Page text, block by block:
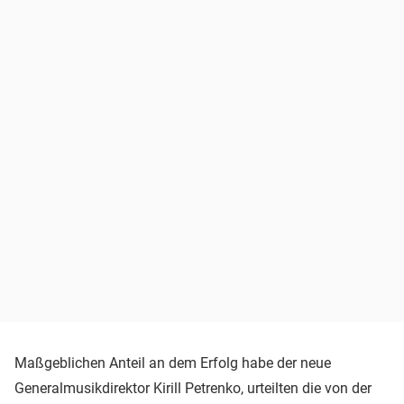
Maßgeblichen Anteil an dem Erfolg habe der neue
Generalmusikdirektor Kirill Petrenko, urteilten die von der